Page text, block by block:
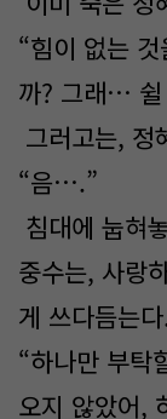
“힘이 없는
까? 그래… 쉴
그러고는, 정
“음….”
침대에 눕혀
중수는, 사랑
게 쓰다듬는
“하나만 부탁
오지 않았어,